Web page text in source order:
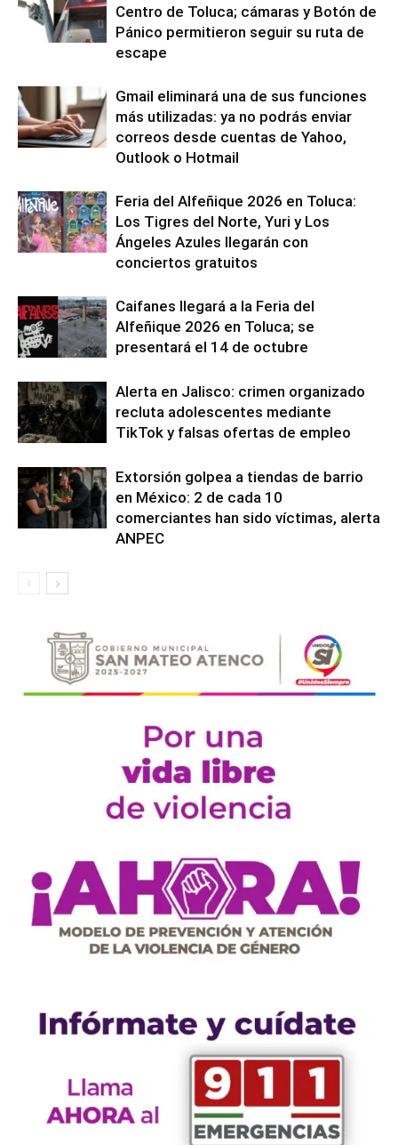
Centro de Toluca; cámaras y Botón de
Pánico permitieron seguir su ruta de
escape
Gmail eliminará una de sus funciones
más utilizadas: ya no podrás enviar
correos desde cuentas de Yahoo,
Outlook o Hotmail
Feria del Alfeñique 2026 en Toluca:
Los Tigres del Norte, Yuri y Los
Ángeles Azules llegarán con
conciertos gratuitos
Caifanes llegará a la Feria del
Alfeñique 2026 en Toluca; se
presentará el 14 de octubre
Alerta en Jalisco: crimen organizado
recluta adolescentes mediante
TikTok y falsas ofertas de empleo
Extorsión golpea a tiendas de barrio
en México: 2 de cada 10
comerciantes han sido víctimas, alerta
ANPEC